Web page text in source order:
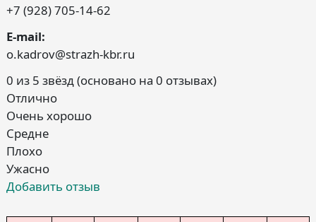
+7 (928) 705-14-62
E-mail:
o.kadrov@strazh-kbr.ru
0 из 5 звёзд (основано на 0 отзывах)
Отлично
Очень хорошо
Средне
Плохо
Ужасно
Добавить отзыв